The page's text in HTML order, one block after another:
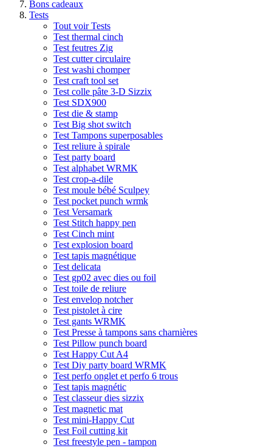
Bons cadeaux
Tests
Tout voir Tests
Test thermal cinch
Test feutres Zig
Test cutter circulaire
Test washi chomper
Test craft tool set
Test colle pâte 3-D Sizzix
Test SDX900
Test die & stamp
Test Big shot switch
Test Tampons superposables
Test reliure à spirale
Test party board
Test alphabet WRMK
Test crop-a-dile
Test moule bébé Sculpey
Test pocket punch wrmk
Test Versamark
Test Stitch happy pen
Test Cinch mint
Test explosion board
Test tapis magnétique
Test delicata
Test gp02 avec dies ou foil
Test toile de reliure
Test envelop notcher
Test pistolet à cire
Test gants WRMK
Test Presse à tampons sans charnières
Test Pillow punch board
Test Happy Cut A4
Test Diy party board WRMK
Test perfo onglet et perfo 6 trous
Test tapis magnétic
Test classeur dies sizzix
Test magnetic mat
Test mini-Happy Cut
Test Foil cutting kit
Test freestyle pen - tampon